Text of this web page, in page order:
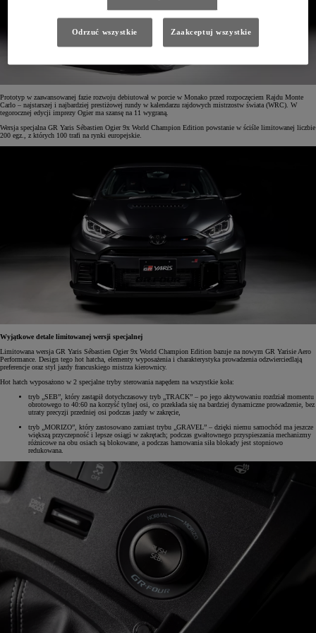
Prototyp w zaawansowanej fazie rozwoju debiutował w porcie w Monako przed rozpoczęciem Rajdu Monte
Carlo – najstarszej i najbardziej prestiżowej rundy w kalendarzu rajdowych mistrzostw świata (WRC). W
tegorocznej edycji imprezy Ogier ma szansę na 11 wygraną.
Wersja specjalna GR Yaris Sébastien Ogier 9x World Champion Edition powstanie w ściśle limitowanej liczbie
200 egz., z których 100 trafi na rynki europejskie.
Wyjątkowe detale limitowanej wersji specjalnej
Limitowana wersja GR Yaris Sébastien Ogier 9x World Champion Edition bazuje na nowym GR Yarisie Aero
Performance. Design tego hot hatcha, elementy wyposażenia i charakterystyka prowadzenia odzwierciedlają
preferencje oraz styl jazdy francuskiego mistrza kierownicy.
Hot hatch wyposażono w 2 specjalne tryby sterowania napędem na wszystkie koła:
tryb „SEB”, który zastąpił dotychczasowy tryb „TRACK” – po jego aktywowaniu rozdział momentu
obrotowego to 40:60 na korzyść tylnej osi, co przekłada się na bardziej dynamiczne prowadzenie, bez
utraty precyzji przedniej osi podczas jazdy w zakręcie,
tryb „MORIZO”, który zastosowano zamiast trybu „GRAVEL” – dzięki niemu samochód ma jeszcze
większą przyczepność i lepsze osiągi w zakrętach; podczas gwałtownego przyspieszania mechanizmy
różnicowe na obu osiach są blokowane, a podczas hamowania siła blokady jest stopniowo
redukowana.
Odrzuć wszystkie Zaakceptuj wszystkie